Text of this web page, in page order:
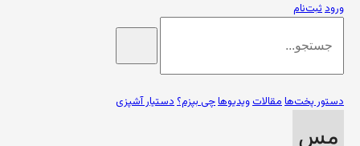
ورودثبت‌نام
دستور پخت‌هامقالاتویدیوهاچی بپزم؟دستیار آشپزی